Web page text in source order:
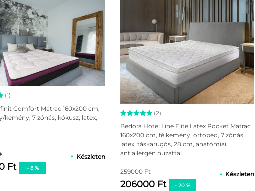
más hegyes eszközt használna, amely kárt tehet a matrac anyagában!
eredeti formáját! Ez idő alatt ne helyezzen rá nehéz tárgyakat!
(1)
Comfort Matrac 160x200 cm,
kemény, 7 zónás, kókusz, latex,
Ft - 8 %
Készleten
Értékelés
ből,
2
értékelés
alapján
(2)
Bedora Hotel Line Elite Latex Pocket Matrac
160x200 cm, félkemény, ortopéd, 7 zónás,
latex, táskarugós, 28 cm, anatómiai,
antiallergén huzattal
259000 Ft
206000 Ft - 20 %
Készleten